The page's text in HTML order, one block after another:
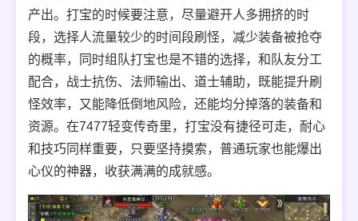
产出。打宝的时候要注意，尽量避开人多拥挤的时
段，选择人流量较少的时间段刷怪，减少装备被抢夺
的概率，同时组队打宝也是不错的选择，和队友分工
配合，战士抗伤、法师输出、道士辅助，既能提升刷
怪效率，又能降低倒地风险，还能均分掉落的装备和
资源。在7477轻变传奇里，打宝没有捷径可走，耐心
和技巧同样重要，只要坚持摸索，普通玩家也能爆出
心仪的神器，收获满满的成就感。